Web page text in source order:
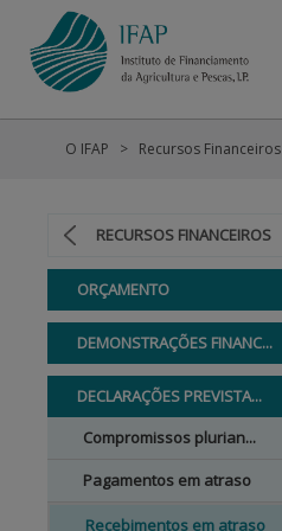
RECURSOS FINANCEIROS
ORÇAMENTO
DEMONSTRAÇÕES FINANC...
DECLARAÇÕES PREVISTA...
Compromissos plurian...
Pagamentos em atraso
Recebimentos em atraso
O IFAP Recursos Financeiros